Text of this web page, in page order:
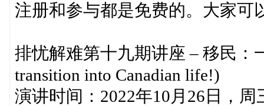
注册和参与都是免费的。大家可
排忧解难第十九期讲座 – 移民：
transition into Canadian life!)
演讲时间：2022年10月26日，